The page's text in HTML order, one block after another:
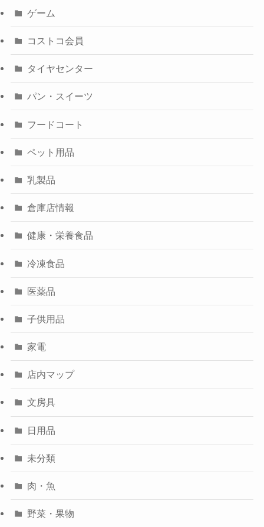
ゲーム
コストコ会員
タイヤセンター
パン・スイーツ
フードコート
ペット用品
乳製品
倉庫店情報
健康・栄養食品
冷凍食品
医薬品
子供用品
家電
店内マップ
文房具
日用品
未分類
肉・魚
野菜・果物